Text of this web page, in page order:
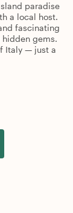
paradise
a local host.
fascinating
gems.
Italy — just a